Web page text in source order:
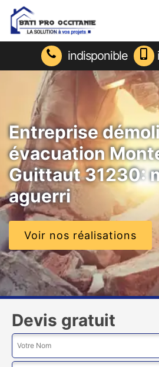
indisponible
Entreprise
évacuation
Guittaut 31230:
aguerri
Voir nos réalisations
Devis gratuit